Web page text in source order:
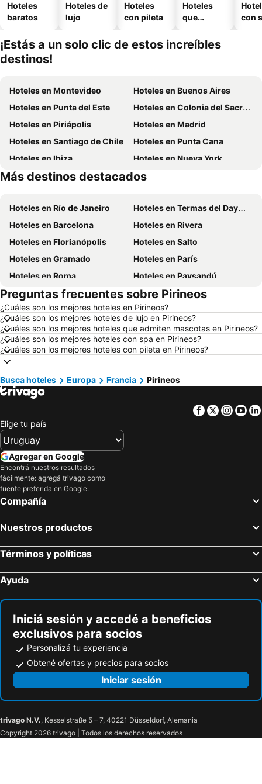
Hoteles
baratos
Hoteles de
lujo
Hoteles
con pileta
Hoteles
que
mascotas
con
¡Estás a un solo clic de estos increíbles
destinos!
Hoteles en Montevideo
Hoteles en Buenos Aires
Hoteles en Punta del Este
Hoteles en Colonia del Sacramento
Hoteles en Piriápolis
Hoteles en Madrid
Hoteles en Santiago de Chile
Hoteles en Punta Cana
Hoteles en Ibiza
Hoteles en Nueva York
Hoteles en Isla de Miconos
Hoteles en Brasil
Más destinos destacados
Hoteles en Río de Janeiro
Hoteles en Termas del Dayman
Hoteles en Barcelona
Hoteles en Rivera
Hoteles en Florianópolis
Hoteles en Salto
Hoteles en Gramado
Hoteles en París
Hoteles en Roma
Hoteles en Paysandú
Hoteles en San Carlos de Bariloche
Hoteles en Chuy
Hoteles en Maceió
Hoteles en Conil de la Frontera
Hoteles en Ámsterdam
Hoteles en Foz de Iguazú
Hoteles en Maragogi
Hoteles en Punta del Diablo
Hoteles en Aruba
Hoteles en Uruguay
Hoteles en Departamento de Colonia
Hoteles en Argentina
Hoteles en España
Hoteles en Asturias
Hoteles en Salto
Hoteles en Bahamas
Hoteles en Colombia
Hoteles en Lanzarote
Preguntas frecuentes sobre Pirineos
¿Cuáles son los mejores hoteles en Pirineos?
¿Cuáles son los mejores hoteles de lujo en Pirineos?
¿Cuáles son los mejores hoteles que admiten mascotas en Pirineos?
¿Cuáles son los mejores hoteles con spa en Pirineos?
¿Cuáles son los mejores hoteles con pileta en Pirineos?
Busca hoteles Europa Francia Pirineos
Facebook
Twitter
Elige tu país
Agregar en Google
Encontrá nuestros resultados
fácilmente: agregá trivago como
fuente preferida en Google.
Compañía
Nuestros productos
Términos y políticas
Ayuda
Iniciá sesión y accedé a beneficios
exclusivos para socios
Personalizá tu experiencia
Obtené ofertas y precios para socios
Iniciar sesión
trivago N.V., Kesselstraße 5 – 7, 40221 Düsseldorf, Alemania
Copyright 2026 trivago | Todos los derechos reservados